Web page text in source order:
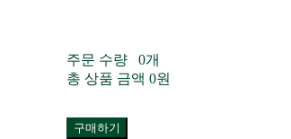
주문 수량
0개
총 상품 금액 0원
구매하기